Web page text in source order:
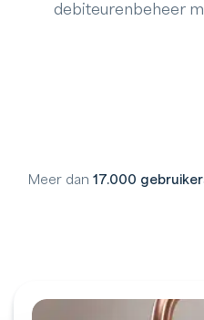
debiteurenbeheer
Meer dan 17.000